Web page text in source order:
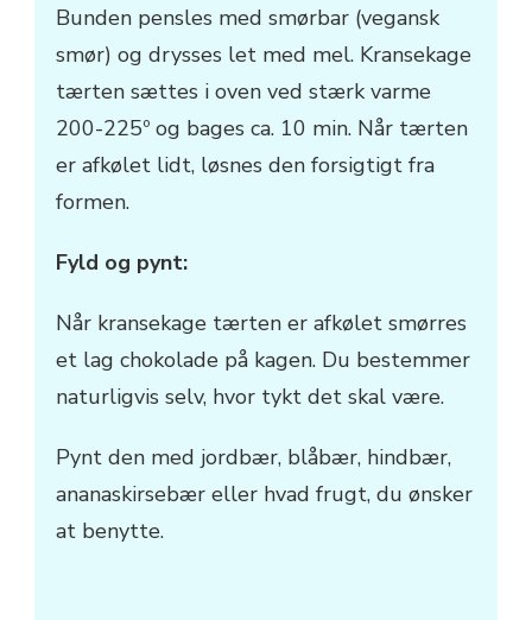
Bunden pensles med smørbar (vegansk
smør) og drysses let med mel. Kransekage
tærten sættes i oven ved stærk varme
200-225º og bages ca. 10 min. Når tærten
er afkølet lidt, løsnes den forsigtigt fra
formen.
Fyld og pynt:
Når kransekage tærten er afkølet smørres
et lag chokolade på kagen. Du bestemmer
naturligvis selv, hvor tykt det skal være.
Pynt den med jordbær, blåbær, hindbær,
ananaskirsebær eller hvad frugt, du ønsker
at benytte.